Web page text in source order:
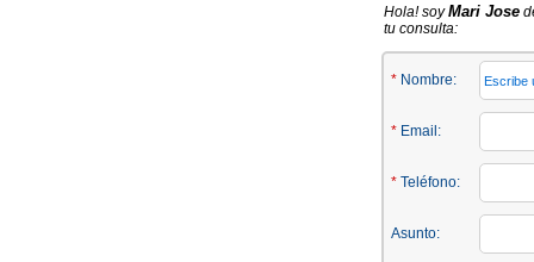
Hola! soyMari Jose
tu consulta:
* Nombre:
* Email:
* Teléfono:
Asunto: